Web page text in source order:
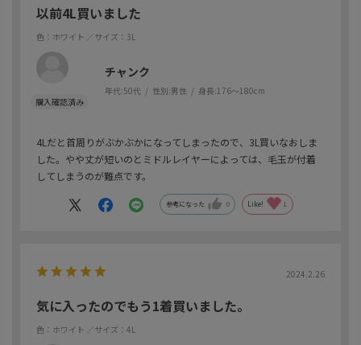
以前4L買いました
色：ホワイト ／サイズ：3L
チャンク
年代:50代 性別:男性 身長:176～180cm
4Lだと首周りがぶかぶかになってしまったので、3L買いなおしま
した。やや丈が短いのとミドルレイヤーによっては、毛玉が付着
してしまうのが難点です。
参考になった 0 Like! 1
2024.2.26
気に入ったのでもう1着買いました。
色：ホワイト ／サイズ：4L